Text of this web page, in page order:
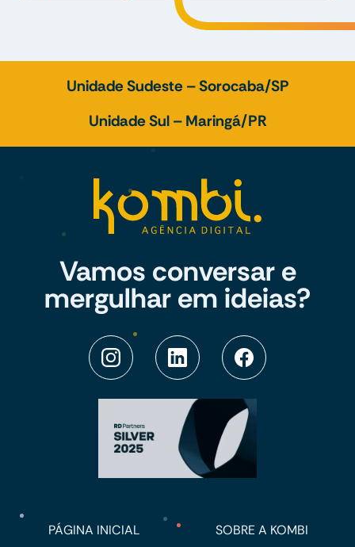
Unidade Sudeste – Sorocaba/SP
Unidade Sul – Maringá/PR
Vamos conversar e
mergulhar em ideias?
PÁGINA INICIAL SOBRE A KOMBI